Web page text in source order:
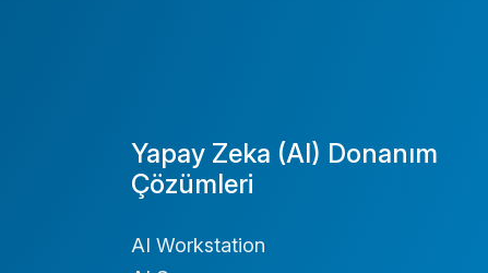
Yapay Zeka (AI) Donanım
Çözümleri
AI Workstation